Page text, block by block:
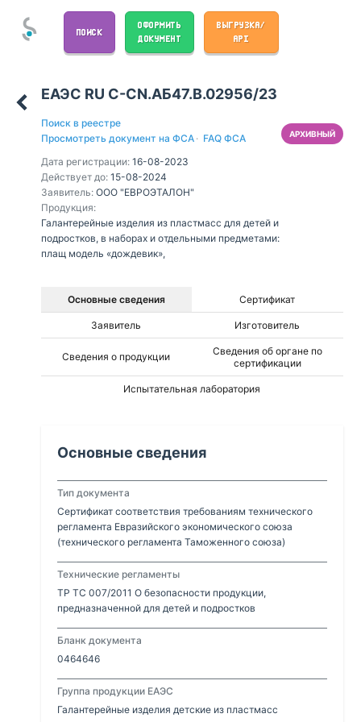
ПОИСК
ОФОРМИТЬ
ДОКУМЕНТ
ВЫГРУЗКА/
API
ЕАЭС RU С-CN.АБ47.В.02956/23
Поиск в реестре
Просмотреть документ на ФСА · FAQ ФСА
Дата регистрации: 16-08-2023
Действует до: 15-08-2024
Заявитель: ООО "ЕВРОЭТАЛОН"
Продукция:
Галантерейные изделия из пластмасс для детей и
подростков, в наборах и отдельными предметами:
плащ модель «дождевик»,
АРХИВНЫЙ
Основные сведения Сертификат
Заявитель Изготовитель
Сведения о продукции
Сведения об органе по
сертификации
Испытательная лаборатория
Основные сведения
Тип документа
Сертификат соответствия требованиям технического
регламента Евразийского экономического союза
(технического регламента Таможенного союза)
Технические регламенты
ТР ТС 007/2011 О безопасности продукции,
предназначенной для детей и подростков
Бланк документа
0464646
Группа продукции ЕАЭС
Галантерейные изделия детские из пластмасс